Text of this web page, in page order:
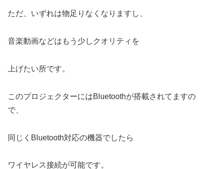
ただ、いずれは物足りなくなりますし、
音楽動画などはもう少しクオリティを
上げたい所です。
このプロジェクターにはBluetoothが搭載されてますの
で、
同じくBluetooth対応の機器でしたら
ワイヤレス接続が可能です。